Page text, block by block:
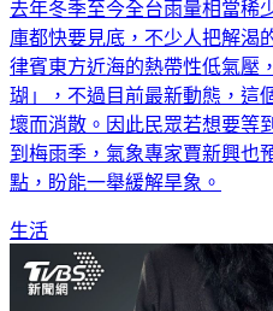
去年冬季至今全台雨量相當稀
庫都快要見底，不少人把解渴
律賓東方近海的熱帶性低氣壓
瑚」，不過目前最新動態，這
壞而消散。因此民眾若想要等
到梅雨季，氣象專家賈新興也
點，盼能一舉緩解旱象。
生活